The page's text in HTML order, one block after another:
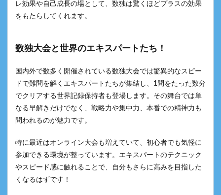
レ効果や自己成長の場として、数独は驚くほどプラスの効果
をもたらしてくれます。
数独大会と世界のエキスパートたち！
国内外で数多く開催されている数独大会では驚異的なスピー
ドで難問を解くエキスパートたちが集結し、1問をたった数分
でクリアする世界記録保持者も登場します。その舞台では単
なる早解きだけでなく、戦略力や集中力、本番での精神力も
問われるのが魅力です。
特に最近はオンライン大会も増えていて、初心者でも気軽に
参加できる環境が整っています。エキスパートのテクニック
やスピード感に触れることで、自分もさらに高みを目指した
くなるはずです！